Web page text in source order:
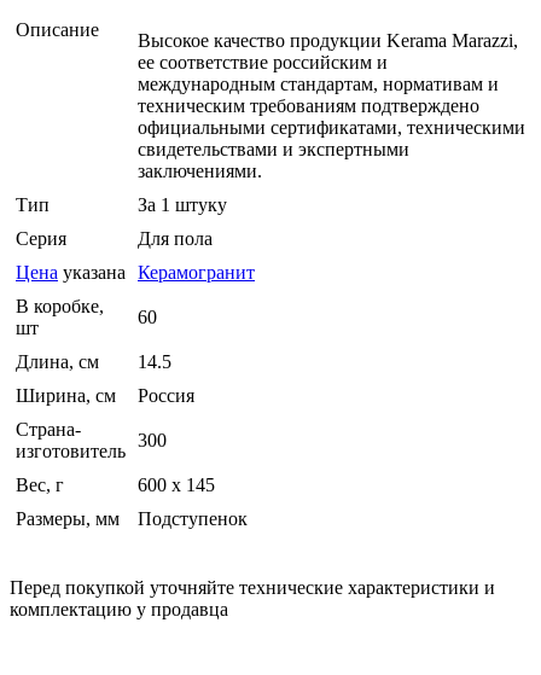
Описание
Высокое качество продукции Kerama Marazzi,
ее соответствие российским и
международным стандартам, нормативам и
техническим требованиям подтверждено
официальными сертификатами, техническими
свидетельствами и экспертными
заключениями.
Тип
За 1 штуку
Серия
Для пола
Цена указана Керамогранит
В коробке,
шт
60
Длина, см
14.5
Ширина, см
Россия
Страна-
изготовитель
300
Вес, г
600 х 145
Размеры, мм
Подступенок
Перед покупкой уточняйте технические характеристики и
комплектацию у продавца